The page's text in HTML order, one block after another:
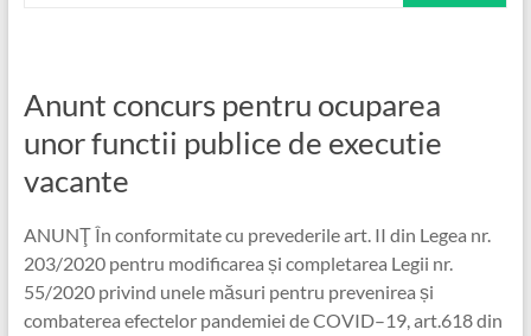
Anunt concurs pentru ocuparea
unor functii publice de executie
vacante
ANUNŢ În conformitate cu prevederile art. II din Legea nr.
203/2020 pentru modificarea și completarea Legii nr.
55/2020 privind unele măsuri pentru prevenirea și
combaterea efectelor pandemiei de COVID–19, art.618 din